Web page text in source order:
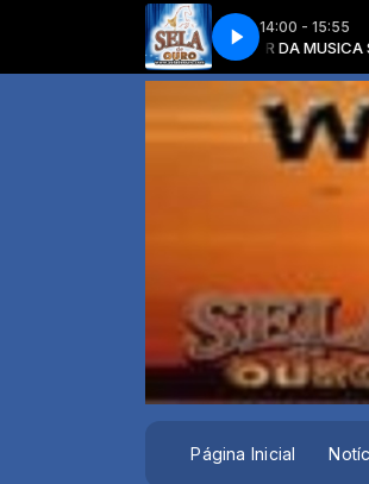
14:00 - 15:55
com O MELHOR DA MUSICA
SANTOS E TIERRY - SEMPRE TEM UM EX
Página Inicial